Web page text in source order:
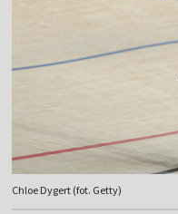
Chloe Dygert (fot. Getty)